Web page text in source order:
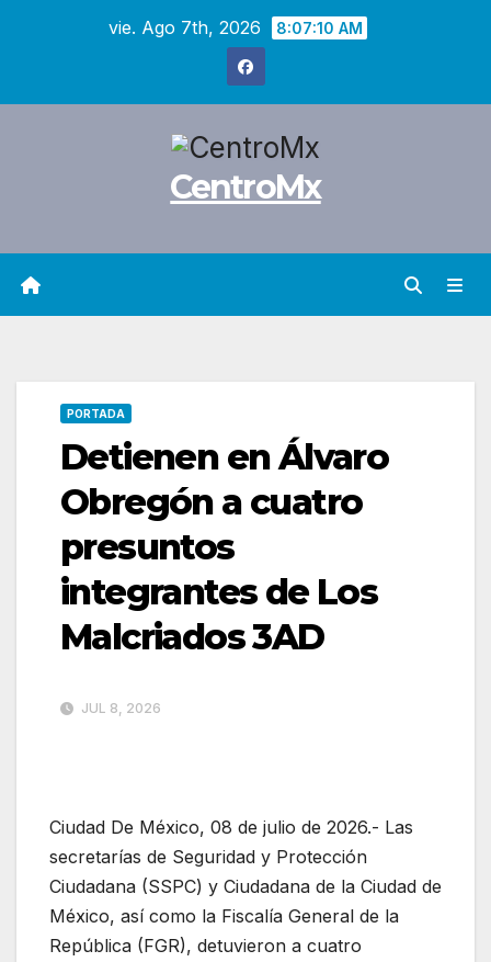
vie. Ago 7th, 2026 8:07:11 AM
CentroMx
PORTADA
Detienen en Álvaro
Obregón a cuatro
presuntos
integrantes de Los
Malcriados 3AD
JUL 8, 2026
Ciudad De México, 08 de julio de 2026.- Las
secretarías de Seguridad y Protección
Ciudadana (SSPC) y Ciudadana de la Ciudad de
México, así como la Fiscalía General de la
República (FGR), detuvieron a cuatro